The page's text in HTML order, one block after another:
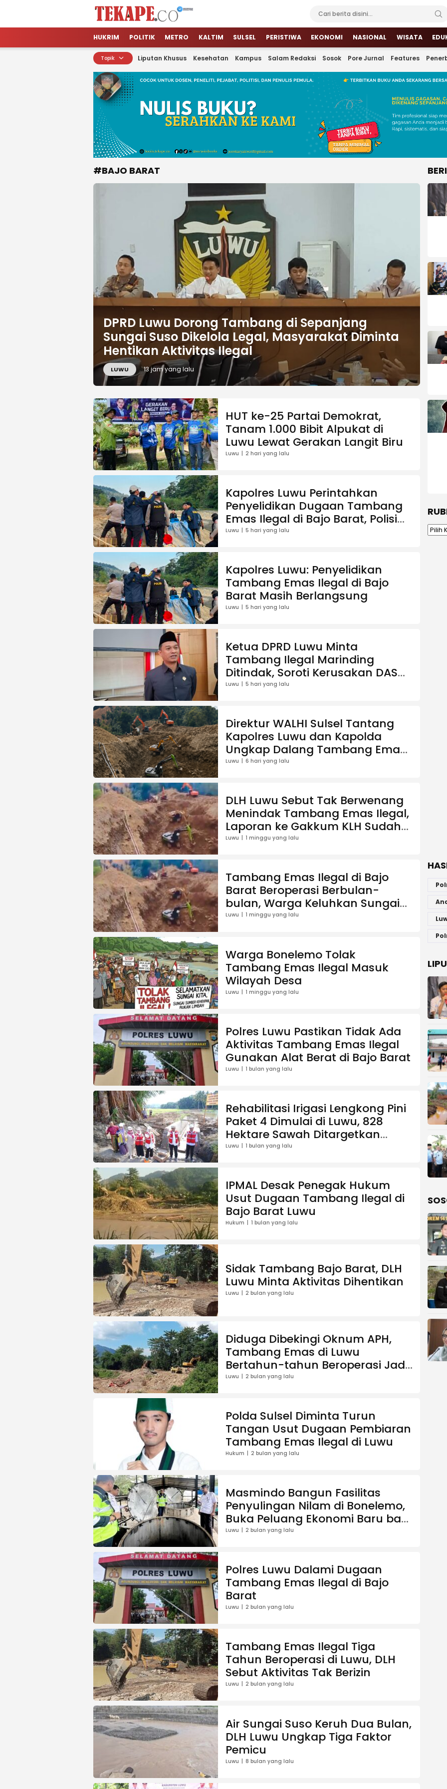
Tekape.co
Jendela Informasi Kita
HUKRIM POLITIK METRO KALTIM SULSEL PERISTIWA EKONOMI NASIONAL WISATA
Topik Liputan Khusus Kesehatan Kampus Salam Redaksi Sosok Pore Jurnal Features
#BAJO BARAT
DPRD Luwu Dorong Tambang di Sepanjang
Sungai Suso Dikelola Legal, Masyarakat Diminta
Hentikan Aktivitas Ilegal
LUWU 13 jam yang lalu
HUT ke-25 Partai Demokrat,
Tanam 1.000 Bibit Alpukat di
Luwu Lewat Gerakan Langit Biru
Luwu 2 hari yang lalu
Kapolres Luwu Perintahkan
Penyelidikan Dugaan Tambang
Emas Ilegal di Bajo Barat, Polisi
Musnahkan Sarana
Luwu 5 hari yang lalu
Kapolres Luwu: Penyelidikan
Tambang Emas Ilegal di Bajo
Barat Masih Berlangsung
Luwu 5 hari yang lalu
Ketua DPRD Luwu Minta
Tambang Ilegal Marinding
Ditindak, Soroti Kerusakan DAS
Suso
Luwu 5 hari yang lalu
Direktur WALHI Sulsel Tantang
Kapolres Luwu dan Kapolda
Ungkap Dalang Tambang Emas
Ilegal di Bajo Barat
Luwu 6 hari yang lalu
DLH Luwu Sebut Tak Berwenang
Menindak Tambang Emas Ilegal,
Laporan ke Gakkum KLH Sudah
Diteruskan
Luwu 1 minggu yang lalu
Tambang Emas Ilegal di Bajo
Barat Beroperasi Berbulan-
bulan, Warga Keluhkan Sungai
Keruh, Aktivis: Mana Polisi?
Luwu 1 minggu yang lalu
Warga Bonelemo Tolak
Tambang Emas Ilegal Masuk
Wilayah Desa
Luwu 1 minggu yang lalu
Polres Luwu Pastikan Tidak Ada
Aktivitas Tambang Emas Ilegal
Gunakan Alat Berat di Bajo Barat
Luwu 1 bulan yang lalu
Rehabilitasi Irigasi Lengkong Pini
Paket 4 Dimulai di Luwu, 828
Hektare Sawah Ditargetkan
Terairi Optimal
Luwu 1 bulan yang lalu
IPMAL Desak Penegak Hukum
Usut Dugaan Tambang Ilegal di
Bajo Barat Luwu
Hukum 1 bulan yang lalu
Sidak Tambang Bajo Barat, DLH
Luwu Minta Aktivitas Dihentikan
Luwu 2 bulan yang lalu
Diduga Dibekingi Oknum APH,
Tambang Emas di Luwu
Bertahun-tahun Beroperasi Jadi
Sorotan
Luwu 2 bulan yang lalu
Polda Sulsel Diminta Turun
Tangan Usut Dugaan Pembiaran
Tambang Emas Ilegal di Luwu
Hukum 2 bulan yang lalu
Masmindo Bangun Fasilitas
Penyulingan Nilam di Bonelemo,
Buka Peluang Ekonomi Baru bagi
Petani
Luwu 2 bulan yang lalu
Polres Luwu Dalami Dugaan
Tambang Emas Ilegal di Bajo
Barat
Luwu 2 bulan yang lalu
Tambang Emas Ilegal Tiga
Tahun Beroperasi di Luwu, DLH
Sebut Aktivitas Tak Berizin
Luwu 2 bulan yang lalu
Air Sungai Suso Keruh Dua Bulan,
DLH Luwu Ungkap Tiga Faktor
Pemicu
Luwu 8 bulan yang lalu
Rubrik